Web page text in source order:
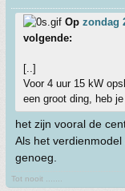
Op zondag
volgende:
[..]
Voor 4 uur 15 kW
een groot ding, heb
het zijn vooral de
Als het
genoeg.
Tot nooit .......